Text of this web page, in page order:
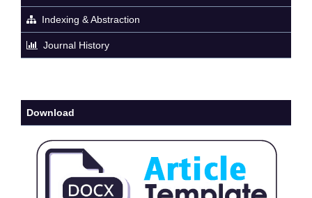
Indexing & Abstraction
Journal History
Download